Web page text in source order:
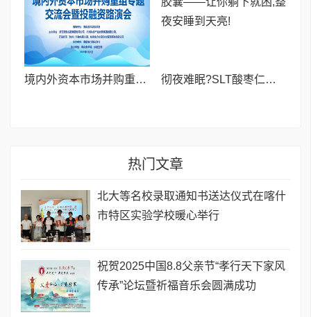
境内外资本市场并购重组专题交流会暨投融资路演会 深度解析驱动企业资本战略升级 彻夜难眠?SLT酸枣仁胶囊——让你躺下就困,整夜安睡到天亮!
热门文章
北大等名校录取通知书送达仪式在喀什
市特区实验学校暖心举行
祝贺2025中国8.8父亲节“孝行天下家风
传承”论坛暨祈福音乐会圆满成功